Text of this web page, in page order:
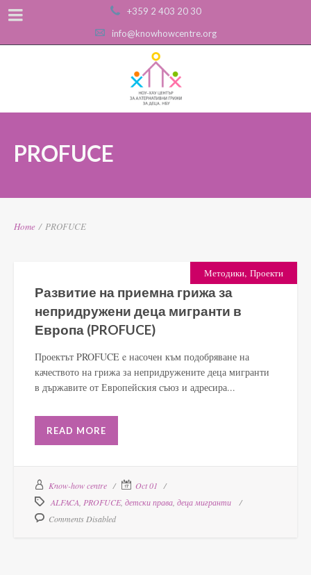
+359 2 403 20 30
info@knowhowcentre.org
PROFUCE
Home / PROFUCE
Методики, Проекти
Развитие на приемна грижа за
непридружени деца мигранти в
Европа (PROFUCE)
Проектът PROFUCE e насочен към подобряване на
качеството на грижа за непридружените деца мигранти
в държавите от Европейския съюз и адресира...
READ MORE
Know-how centre
Oct 01
ALFACA PROFUCE, детски права деца мигранти
Comments Disabled